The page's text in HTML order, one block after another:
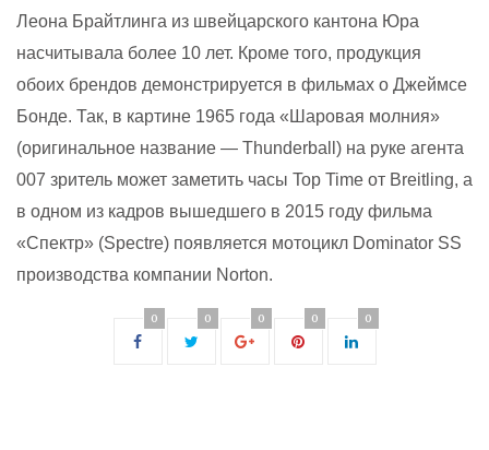
Леона Брайтлинга из швейцарского кантона Юра
насчитывала более 10 лет. Кроме того, продукция
обоих брендов демонстрируется в фильмах о Джеймсе
Бонде. Так, в картине 1965 года «Шаровая молния»
(оригинальное название — Thunderball) на руке агента
007 зритель может заметить часы Top Time от Breitling, а
в одном из кадров вышедшего в 2015 году фильма
«Спектр» (Spectre) появляется мотоцикл Dominator SS
производства компании Norton.
0 0 0 0 0